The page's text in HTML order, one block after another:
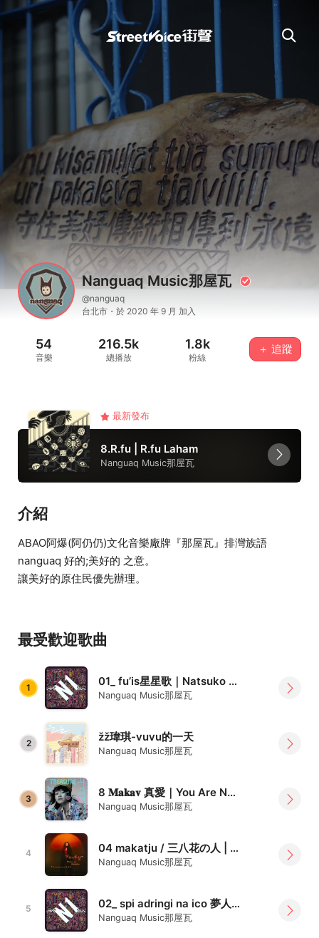
Nanguaq Music那屋瓦
@nanguaq
台北市・於 2020 年 9 月 加入
54
音樂
216.5k
總播放
1.8k
粉絲
＋ 追蹤
最新發布
8.R.fu | R.fu Laham
Nanguaq Music那屋瓦
介紹
ABAO阿爆(阿仍仍)文化音樂廠牌『那屋瓦』排灣族語
nanguaq 好的;美好的 之意。
讓美好的原住民優先辦理。
最受歡迎歌曲
1 01_ fu’is星星歌｜Natsuko 夏子
Nanguaq Music那屋瓦
2 žž瑋琪-vuvu的一天
Nanguaq Music那屋瓦
3 8 𝐌𝐚𝐤𝐚𝐯 真愛｜You Are Not Alone
Nanguaq Music那屋瓦
4 04 makatju / 三八花の人 | 曾妮 Dremedreman
Nanguaq Music那屋瓦
5 02_ spi adringi na ico 夢人｜Arase阿拉斯
Nanguaq Music那屋瓦